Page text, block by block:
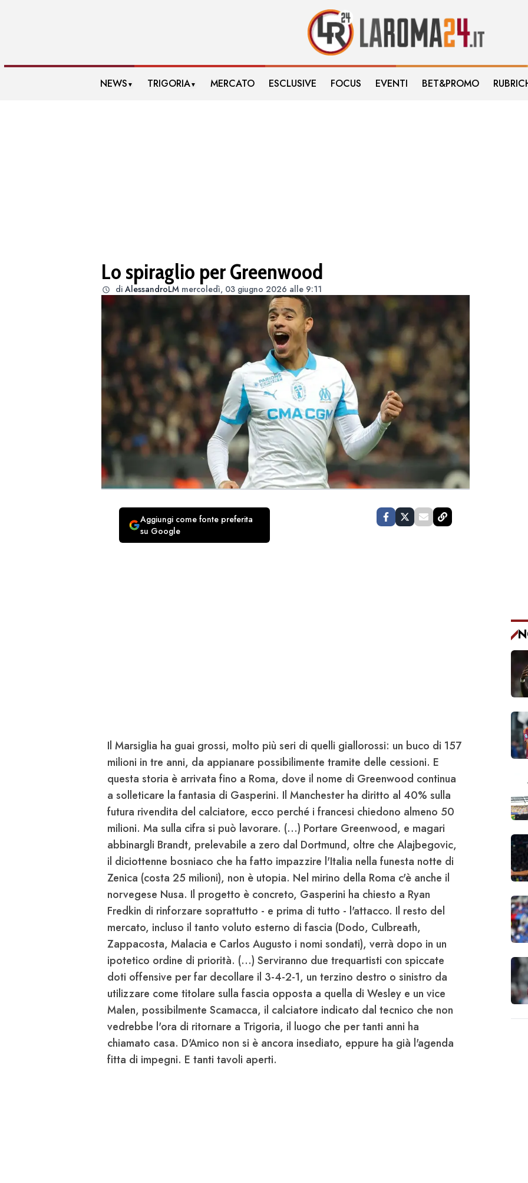
NEWS ▼ TRIGORIA▼ MERCATO ESCLUSIVE FOCUS EVENTI BET&PROMO
Lo spiraglio per Greenwood
di AlessandroLM mercoledì, 03 giugno 2026 alle 9:11
Aggiungi come fonte preferita
su Google
Il Marsiglia ha guai grossi, molto più seri di quelli giallorossi: un buco di 157
milioni in tre anni, da appianare possibilimente tramite delle cessioni. E
questa storia è arrivata fino a Roma, dove il nome di Greenwood continua
a solleticare la fantasia di Gasperini. Il Manchesterha diritto al 40% sulla
futura rivendita del calciatore, ecco perché i francesi chiedono almeno 50
milioni. Ma sulla cifra si può lavorare. (...) Portare Greenwood, e magari
abbinargli Brandt, prelevabile a zero dal Dortmund, oltre che Alajbegovic,
il diciottenne bosniaco che ha fatto impazzire l'Italia nella funesta notte di
Zenica (costa 25 milioni), non è utopia. Nel mirino della Roma c'è anche il
norvegese Nusa. Il progetto è concreto, Gasperini ha chiesto a Ryan
Fredkin di rinforzare soprattutto - e prima di tutto - l'attacco. Il resto del
mercato, incluso il tanto voluto esterno di fascia (Dodo, Culbreath,
Zappacosta, Malacia e Carlos Augusto i nomi sondati), verrà dopo in un
ipotetico ordine di priorità. (...) Serviranno due trequartisti con spiccate
doti offensive per far decollare il 3-4-2-1, un terzino destro o sinistro da
utilizzare come titolare sulla fascia opposta a quella di Wesley e un vice
Malen, possibilmente Scamacca, il calciatore indicato dal tecnico che non
vedrebbe l'ora di ritornare a Trigoria, il luogo che per tanti anni ha
chiamato casa. D'Amico non si è ancora insediato, eppure ha già l'agenda
fitta di impegni. E tanti tavoli aperti.